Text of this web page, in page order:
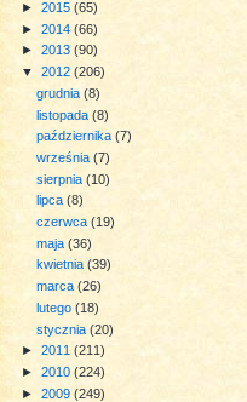
► 2015 (65)
► 2014 (66)
► 2013 (90)
▼ 2012 (206)
grudnia(8)
listopada(8)
października(7)
września(7)
sierpnia(10)
lipca(8)
czerwca(19)
maja(36)
kwietnia(39)
marca(26)
lutego(18)
stycznia(20)
► 2011 (211)
► 2010 (224)
► 2009 (249)